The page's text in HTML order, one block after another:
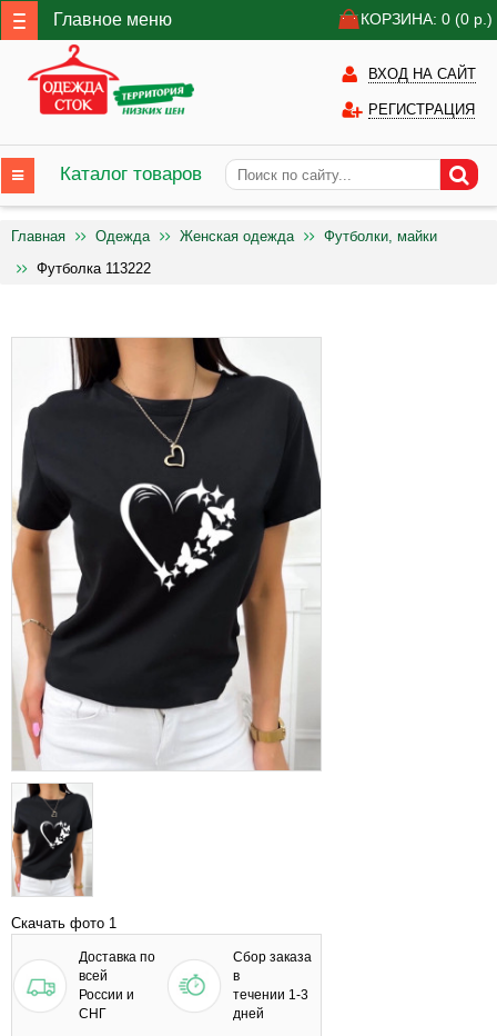
Главное меню КОРЗИНА: 0 (0 р.)
ВХОД НА САЙТ
РЕГИСТРАЦИЯ
Каталог товаров
Главная Одежда Женская одежда
Футболки, майки
Футболка 113222
Скачать фото 1
Доставка по
всей
России и
СНГ
Сбор заказа
в
течении 1-3
дней